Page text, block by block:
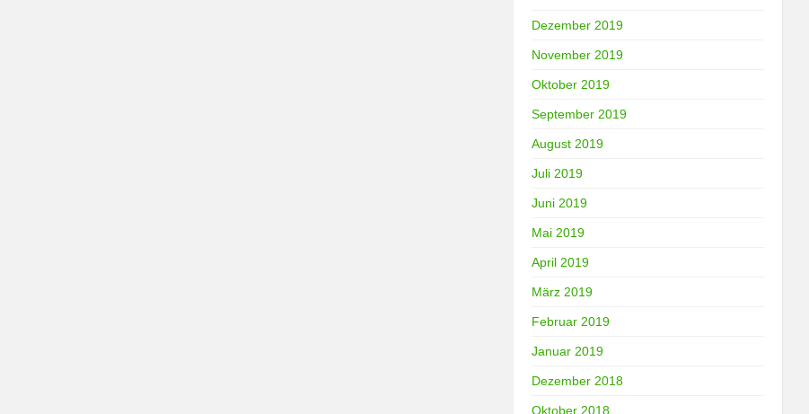
Dezember 2019
November 2019
Oktober 2019
September 2019
August 2019
Juli 2019
Juni 2019
Mai 2019
April 2019
März 2019
Februar 2019
Januar 2019
Dezember 2018
Oktober 2018